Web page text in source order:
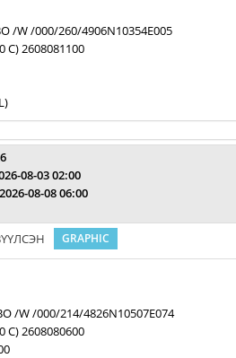
/W /000/260/4906N10354E005
C) 2608081100
08-03 02:00
2026-08-08 06:00
GRAPHIC
/W /000/214/4826N10507E074
C) 2608080600